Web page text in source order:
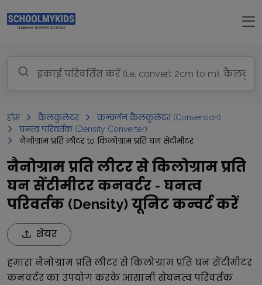
होम कैलकुलेटर
कन्वर्जन कैलकुलेटर (Conversion)
घनत्व परिवर्तक (Density Converter)
नैनोग्राम प्रति लीटर to किलोग्राम प्रति घन सेंटीमीटर
नैनोग्राम प्रति लीटर से किलोग्राम प्रति
घन सेंटीमीटर कनवर्टर - घनत्व
परिवर्तक (Density) यूनिट कन्वर्ट करें
शेयर
हमारानैनोग्राम प्रति लीटरसेकिलोग्राम प्रति घन सेंटीमीटर
कनवर्टर का उपयोग करके आसानी सेघनत्व परिवर्तक